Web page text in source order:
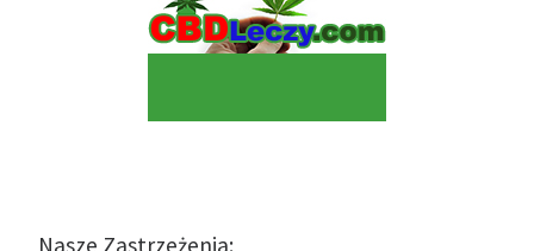
Nasze Zastrzeżenia: